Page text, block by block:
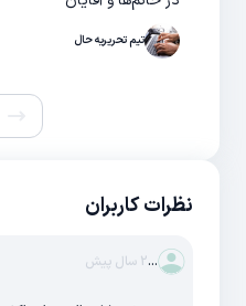
تیم تحریریه حال
نظرات کاربران
...2 سال پیش